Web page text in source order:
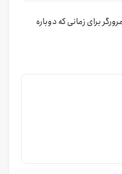
برای زمانی که دوباره